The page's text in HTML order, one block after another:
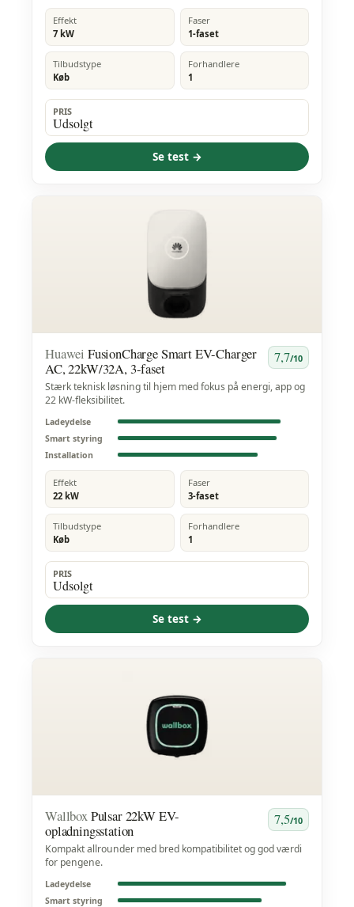
Effekt
7 kW
Faser
1-faset
Tilbudstype
Køb
Forhandlere
1
PRIS
Udsolgt
Se test →
Huawei FusionCharge Smart EV-Charger
AC, 22kW/32A, 3-faset
7,7/10
Stærk teknisk løsning til hjem med fokus på energi, app og
22 kW-fleksibilitet.
Ladeydelse
Smart styring
Installation
Effekt
22 kW
Faser
3-faset
Tilbudstype
Køb
Forhandlere
1
PRIS
Udsolgt
Se test →
Wallbox Pulsar 22kW EV-
opladningsstation
7,5/10
Kompakt allrounder med bred kompatibilitet og god værdi
for pengene.
Ladeydelse
Smart styring